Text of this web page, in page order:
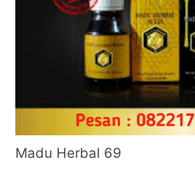
Madu Herbal 69